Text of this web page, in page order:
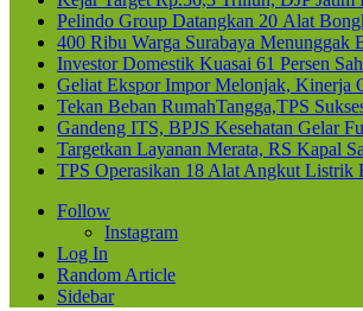
Pelindo Group Datangkan 20 Alat
400 Ribu Warga Surabaya Menunggak
Investor Domestik Kuasai 61 Persen
Geliat Ekspor Impor Melonjak, Kinerja
Tekan Beban RumahTangga,TPS
Gandeng ITS, BPJS Kesehatan Gelar
Targetkan Layanan Merata, RS Kapal
TPS Operasikan 18 Alat Angkut Listrik
Follow
Instagram
Log In
Random Article
Sidebar